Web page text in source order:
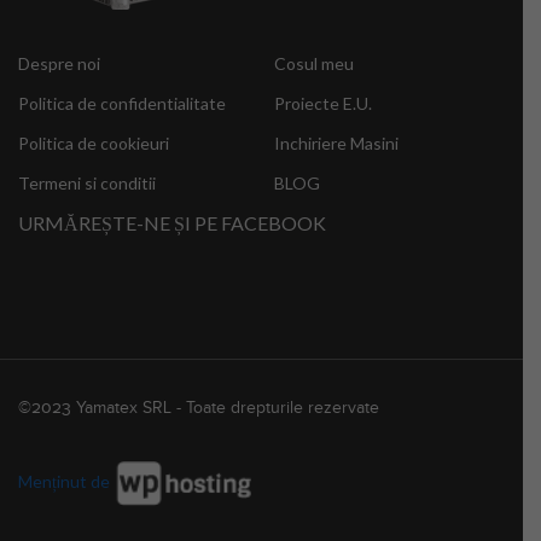
Despre noi
Politica de confidentialitate
Politica de cookieuri
Termeni si conditii
Cosul meu
Proiecte E.U.
Inchiriere Masini
BLOG
URMĂREȘTE-NE ȘI PE FACEBOOK
©2023 Yamatex SRL - Toate drepturile rezervate
Menținut de